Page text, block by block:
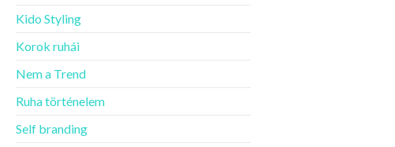
Kido Styling
Korok ruhái
Nem a Trend
Ruha történelem
Self branding